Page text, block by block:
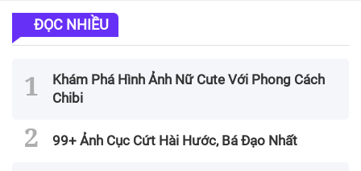
ĐỌC NHIỀU
Khám Phá Hình Ảnh Nữ Cute Với Phong Cách
Chibi
99+ Ảnh Cục Cứt Hài Hước, Bá Đạo Nhất